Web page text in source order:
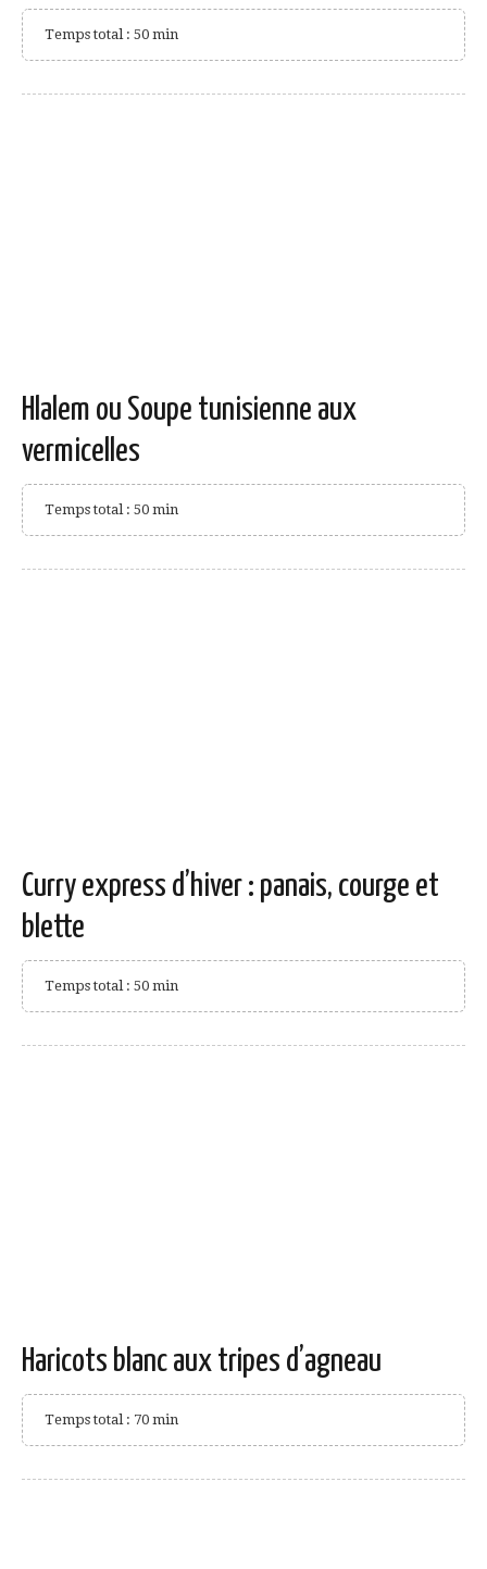
Temps total : 50 min
Hlalem ou Soupe tunisienne aux
vermicelles
Temps total : 50 min
Curry express d’hiver : panais, courge et
blette
Temps total : 50 min
Haricots blanc aux tripes d’agneau
Temps total : 70 min